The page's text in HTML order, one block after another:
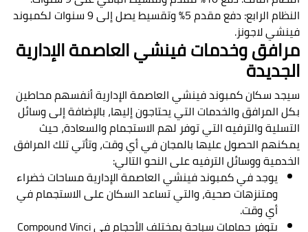
النظام الرابع: دفع مقدم 5% وتقسيط يصل إلى 9 سنوات لكمبوند
فينشي لاجونز.
مرافق وخدمات فينشي العاصمة الإدارية
الجديدة
سيجد سكان كمبوند فينشي العاصمة الإدارية أنفسهم محاطين
بكل المرافق والخدمات التي يحتاجون إليها، بالإضافة إلى وسائل
التسلية والترفيه التي توفر لهم الاستجمام والسعادة، حيث
يمكنهم الحصول عليها بالمجان في أي وقت، وتأتي تلك المرافق
الخدمية ووسائل الترفيه على النحو التالي:
يوجد في كمبوند فينشي العاصمة الإدارية مساحات خضراء
ومتنزهات صحية، والتي تساعد السكان على الاستجمام في
أي وقت.
يتوفر حمامات سباحة بمختلف الأحجام في Compound Vinci